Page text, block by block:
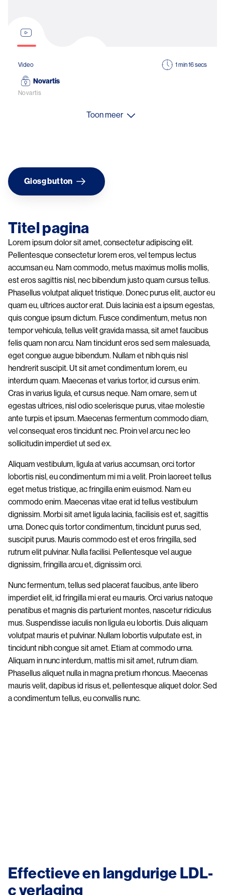
Video 1 min 16 secs
Novartis
Novartis
Toon meer
Giosg button
Titel pagina
Lorem ipsum dolor sit amet, consectetur adipiscing elit.
Pellentesque consectetur lorem eros, vel tempus lectus
accumsan eu. Nam commodo, metus maximus mollis mollis,
est eros sagittis nisl, nec bibendum justo quam cursus tellus.
Phasellus volutpat aliquet tristique. Donec purus elit, auctor eu
quam eu, ultrices auctor erat. Duis lacinia est a ipsum egestas,
quis congue ipsum dictum. Fusce condimentum, metus non
tempor vehicula, tellus velit gravida massa, sit amet faucibus
felis quam non arcu. Nam tincidunt eros sed sem malesuada,
eget congue augue bibendum. Nullam et nibh quis nisl
hendrerit suscipit. Ut sit amet condimentum lorem, eu
interdum quam. Maecenas et varius tortor, id cursus enim.
Cras in varius ligula, et cursus neque. Nam ornare, sem ut
egestas ultrices, nisl odio scelerisque purus, vitae molestie
ante turpis et ipsum. Maecenas fermentum commodo diam,
vel consequat eros tincidunt nec. Proin vel arcu nec leo
sollicitudin imperdiet ut sed ex.
Aliquam vestibulum, ligula at varius accumsan, orci tortor
lobortis nisl, eu condimentum mi mi a velit. Proin laoreet tellus
eget metus tristique, ac fringilla enim euismod. Nam eu
commodo enim. Maecenas vitae erat id tellus vestibulum
dignissim. Morbi sit amet ligula lacinia, facilisis est et, sagittis
urna. Donec quis tortor condimentum, tincidunt purus sed,
suscipit purus. Mauris commodo est et eros fringilla, sed
rutrum elit pulvinar. Nulla facilisi. Pellentesque vel augue
dignissim, fringilla arcu et, dignissim orci.
Nunc fermentum, tellus sed placerat faucibus, ante libero
imperdiet elit, id fringilla mi erat eu mauris. Orci varius natoque
penatibus et magnis dis parturient montes, nascetur ridiculus
mus. Suspendisse iaculis non ligula eu lobortis. Duis aliquam
volutpat mauris et pulvinar. Nullam lobortis vulputate est, in
tincidunt nibh congue sit amet. Etiam at commodo urna.
Aliquam in nunc interdum, mattis mi sit amet, rutrum diam.
Phasellus aliquet nulla in magna pretium rhoncus. Maecenas
mauris velit, dapibus id risus et, pellentesque aliquet dolor. Sed
a condimentum tellus, eu convallis nunc.
Effectieve en langdurige LDL-
c verlaging